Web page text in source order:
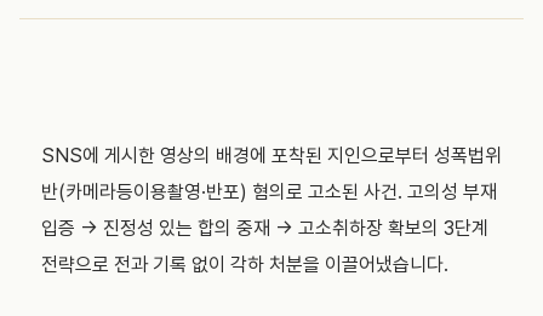
SNS에 게시한 영상의 배경에 포착된 지인으로부터 성폭법위
반(카메라등이용촬영·반포) 혐의로 고소된 사건. 고의성 부재
입증 → 진정성 있는 합의 중재 → 고소취하장 확보의 3단계
전략으로 전과 기록 없이 각하 처분을 이끌어냈습니다.